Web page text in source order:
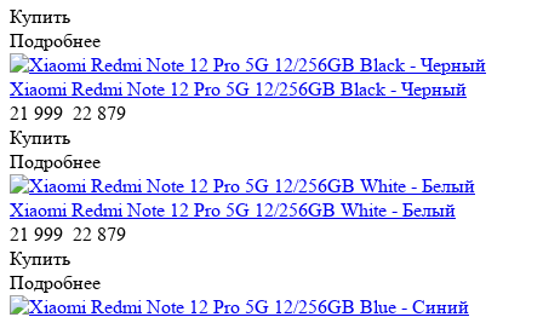
Купить
Подробнее
Xiaomi Redmi Note 12 Pro 5G 12/256GB Black - Черный
21 999 22 879
Купить
Подробнее
Xiaomi Redmi Note 12 Pro 5G 12/256GB White - Белый
21 999 22 879
Купить
Подробнее